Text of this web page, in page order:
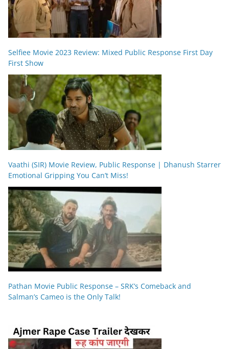
Selfiee Movie 2023 Review: Mixed Public Response First Day
First Show
Vaathi (SIR) Movie Review, Public Response | Dhanush Starrer
Emotional Gripping You Can’t Miss!
Pathan Movie Public Response – SRK’s Comeback and
Salman’s Cameo is the Only Talk!